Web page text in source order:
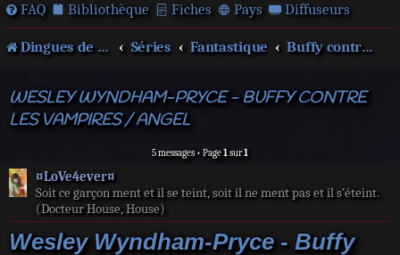
FAQ Bibliothèque Fiches Pays Diffuseurs
Dingues de séries télé ! Séries Fantastique Buffy contre les vampires
WESLEY WYNDHAM-PRYCE - BUFFY CONTRE
LES VAMPIRES / ANGEL
5 messages • Page1sur1
¤LoVe4ever¤
Soit ce garçon ment et il se teint, soit il ne ment pas et il s’éteint.
(Docteur House, House)
Wesley Wyndham-Pryce - Buffy